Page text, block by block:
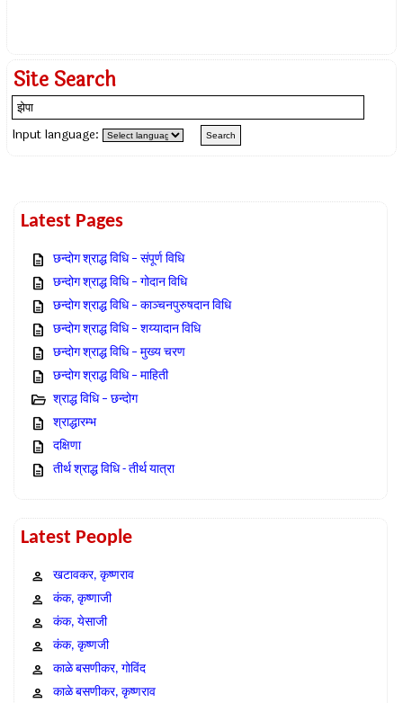
Site Search
Input language:
Latest Pages
छन्दोग श्राद्ध विधि – संपूर्ण विधि
छन्दोग श्राद्ध विधि – गोदान विधि
छन्दोग श्राद्ध विधि – काञ्चनपुरुषदान विधि
छन्दोग श्राद्ध विधि – शय्यादान विधि
छन्दोग श्राद्ध विधि – मुख्य चरण
छन्दोग श्राद्ध विधि – माहिती
श्राद्ध विधि – छन्दोग
श्राद्धारम्भ
दक्षिणा
तीर्थ श्राद्ध विधि - तीर्थ यात्रा
Latest People
खटावकर, कृष्णराव
कंक, कृष्णाजी
कंक, येसाजी
कंक, कृष्णजी
काळे बसणीकर, गोविंद
काळे बसणीकर, कृष्णराव